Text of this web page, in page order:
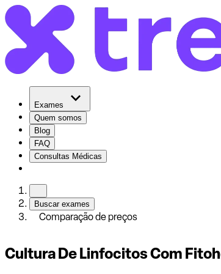
Exames
Quem somos
Blog
FAQ
Consultas Médicas
Buscar exames
Comparação de preços
Cultura De Linfocitos Com